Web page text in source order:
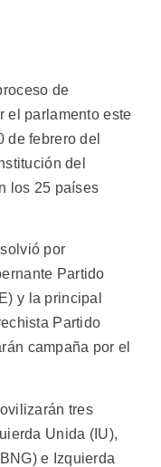
de
el parlamento este
de febrero del
del
los 25 países
por
Partido
y la principal
Partido
campaña por el
tres
Unida (IU),
e Izquierda